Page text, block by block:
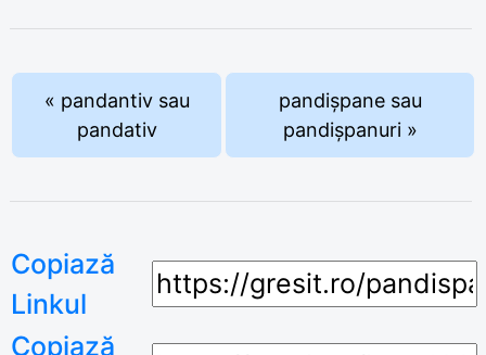
« pandantiv sau
pandativ
pandișpane sau
pandișpanuri »
Copiază
Linkul
Copiază